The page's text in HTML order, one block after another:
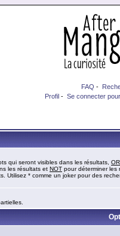
FAQ -
Profil - Se connecter
qui seront visibles dans les résultats, OR
les résultats et NOT pour déterminer les
Utilisez * comme un joker pour des